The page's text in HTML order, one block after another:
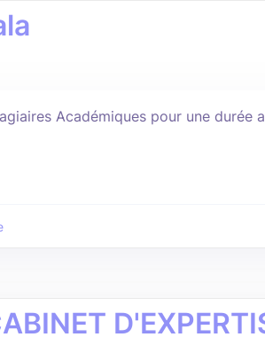
Académiques pour une durée